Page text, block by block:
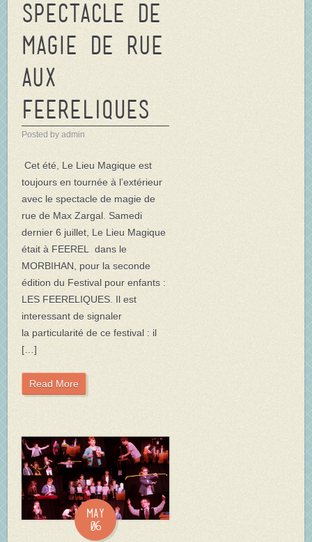
Spectacle de
magie de rue
aux
FEERELIQUES
Posted by admin
Cet été, Le Lieu Magique est
toujours en tournée à l’extérieur
avec le spectacle de magie de
rue de Max Zargal. Samedi
dernier 6 juillet, Le Lieu Magique
était à FEEREL dans le
MORBIHAN, pour la seconde
édition du Festival pour enfants :
LES FEERELIQUES. Il est
interessant de signaler
la particularité de ce festival : il
[…]
Read More
May
06